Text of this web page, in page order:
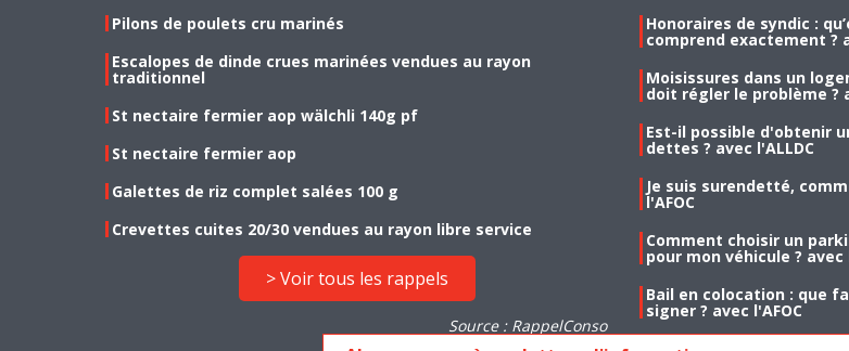
Pilons de poulets cru marinés
Escalopes de dinde crues marinées vendues au rayon
traditionnel
St nectaire fermier aop wälchli 140g pf
St nectaire fermier aop
Galettes de riz complet salées 100 g
Crevettes cuites 20/30 vendues au rayon libre service
> Voir tous les rappels
Source : RappelConso
Honoraires de syndic :
comprend exactement ?
Moisissures dans un
doit régler le problème ?
Est-il possible d'obtenir
dettes ? avec l'ALLDC
Je suis surendetté,
l'AFOC
Comment choisir un
pour mon véhicule ? avec
Bail en colocation : que
signer ? avec l'AFOC